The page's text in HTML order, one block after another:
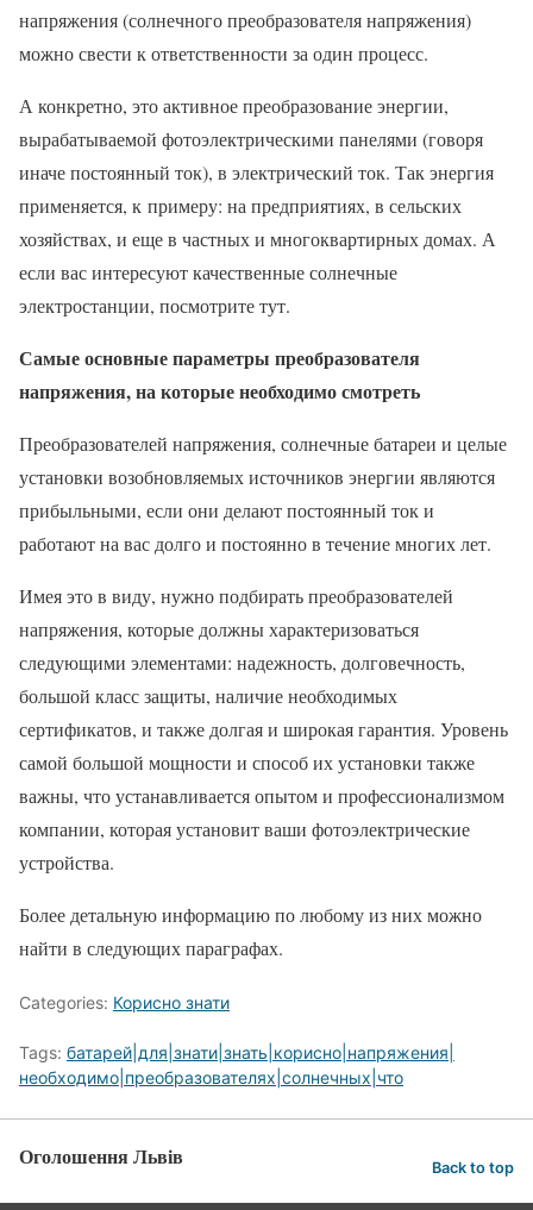
напряжения (солнечного преобразователя напряжения)
можно свести к ответственности за один процесс.
А конкретно, это активное преобразование энергии,
вырабатываемой фотоэлектрическими панелями (говоря
иначе постоянный ток), в электрический ток. Так энергия
применяется, к примеру: на предприятиях, в сельских
хозяйствах, и еще в частных и многоквартирных домах. А
если вас интересуют качественные солнечные
электростанции, посмотрите тут.
Самые основные параметры преобразователя
напряжения, на которые необходимо смотреть
Преобразователей напряжения, солнечные батареи и целые
установки возобновляемых источников энергии являются
прибыльными, если они делают постоянный ток и
работают на вас долго и постоянно в течение многих лет.
Имея это в виду, нужно подбирать преобразователей
напряжения, которые должны характеризоваться
следующими элементами: надежность, долговечность,
большой класс защиты, наличие необходимых
сертификатов, и также долгая и широкая гарантия. Уровень
самой большой мощности и способ их установки также
важны, что устанавливается опытом и профессионализмом
компании, которая установит ваши фотоэлектрические
устройства.
Более детальную информацию по любому из них можно
найти в следующих параграфах.
Categories: Корисно знати
Tags: батарей|для|знати|знать|корисно|напряжения|
необходимо|преобразователях|солнечных|что
Оголошення Львів Back to top